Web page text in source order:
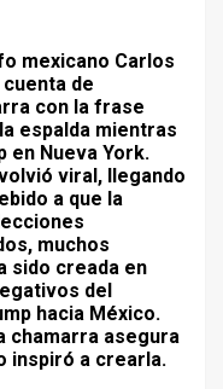
mexicano Carlos
de
con la frase
espalda mientras
en Nueva York.
viral, llegando
a que la
muchos
sido creada en
del
hacia México.
chamarra asegura
inspiró a crearla.